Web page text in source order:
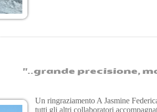
precisione, molta
Un ringraziamento A Jasmine
tutti gli altri collaboratori